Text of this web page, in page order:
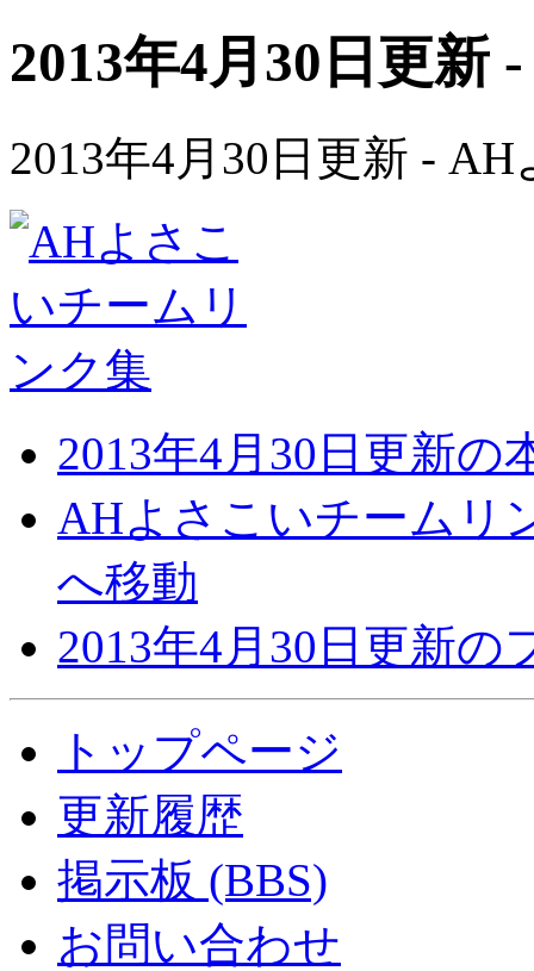
2013年4月30日更新
2013年4月30日更新 -
2013年4月30日更新の
AHよさこいチームリ
へ移動
2013年4月30日更新の
トップページ
更新履歴
掲示板 (BBS)
お問い合わせ